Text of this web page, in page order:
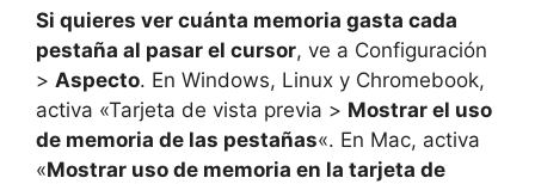
Si quieres ver cuánta memoria gasta cada
pestaña al pasar el cursor, ve a Configuración
> Aspecto. En Windows, Linux y Chromebook,
activa «Tarjeta de vista previa > Mostrar el uso
de memoria de las pestañas«. En Mac, activa
«Mostrar uso de memoria en la tarjeta de